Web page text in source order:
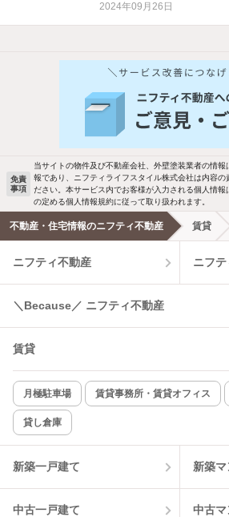
2024年09月26日
他の人はこんな条件で絞り込んでいます！
バス・トイレ別 2
洗濯機置場あり
エアコンあり
温水洗浄便座
コンロ2口以上
新着のみ
該当件数:
物
免責
事項
当サイトの物件及び不動産会社、外壁塗装業者の情
報であり、ニフティライフスタイル株式会社は内容の
ださい。本サービス内でお客様が入力される個人情
の定める個人情報規約に従って取り扱われます。
不動産・住宅情報のニフティ不動産 賃貸
ニフティ不動産 ニフ
＼Because／ ニフティ不動産
賃貸
月極駐車場 賃貸事務所・賃貸オフィス
貸し倉庫
新築一戸建て 新築
中古一戸建て 中古